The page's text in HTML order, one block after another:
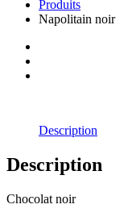
Produits
Napolitain noir
Description
Description
Chocolat noir